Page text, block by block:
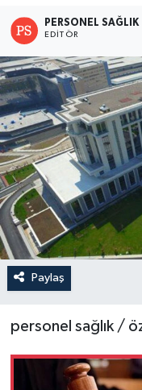
PERSONEL SAĞLIK
EDITÖR
Paylaş
personel sağlık /